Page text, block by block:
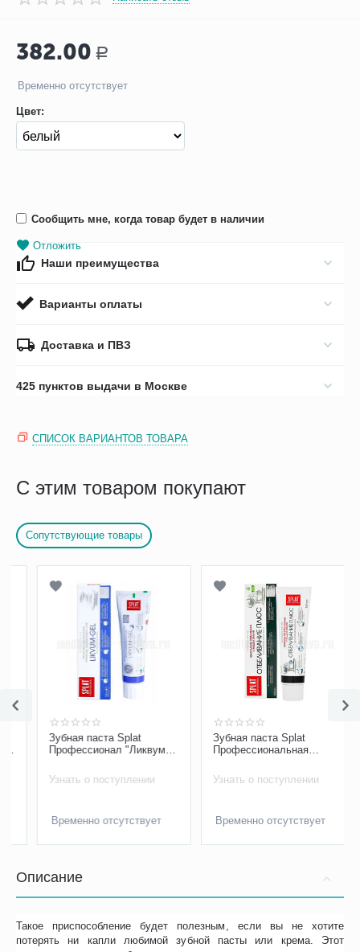
382.00 Р
Временно отсутствует
Цвет:
Сообщить мне, когда товар будет в наличии
Отложить
Наши преимущества
Варианты оплаты
Доставка и ПВЗ
425 пунктов выдачи в Москве
СПИСОК ВАРИАНТОВ ТОВАРА
С этим товаром покупают
Сопутствующие товары
Зубная паста Splat
Профессионал "Ликвум-
Узнать о поступлении
Временно отсутствует
Зубная паста Splat
Профессиональная
Узнать о поступлении
Временно отсутствует
Описание
Такое приспособление будет полезным, если вы не хотите
потерять ни капли любимой зубной пасты или крема. Этот